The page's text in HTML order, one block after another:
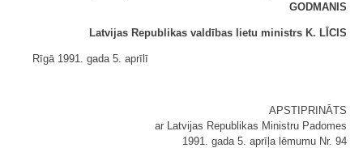
GODMANIS
Latvijas Republikas valdības lietu ministrs K. LĪCIS
Rīgā 1991. gada 5. aprīlī
APSTIPRINĀTS
ar Latvijas Republikas Ministru Padomes
1991. gada 5. aprīļa lēmumu Nr. 94